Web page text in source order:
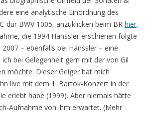
eine analytische Einordnung des
dur BWV 1005, anzuklicken beim BR hier.
die 1994 Hänssler erschienen folgte
– ebenfalls bei Hänssler – eine
bei Gelegenheit gern mit der von Gil
möchte. Dieser Geiger hat mich
live mit dem 1. Bartók-Konzert in der
erlebt habe (1999). Aber niemals hätte
Aufnahme von ihm erwartet. (Mehr